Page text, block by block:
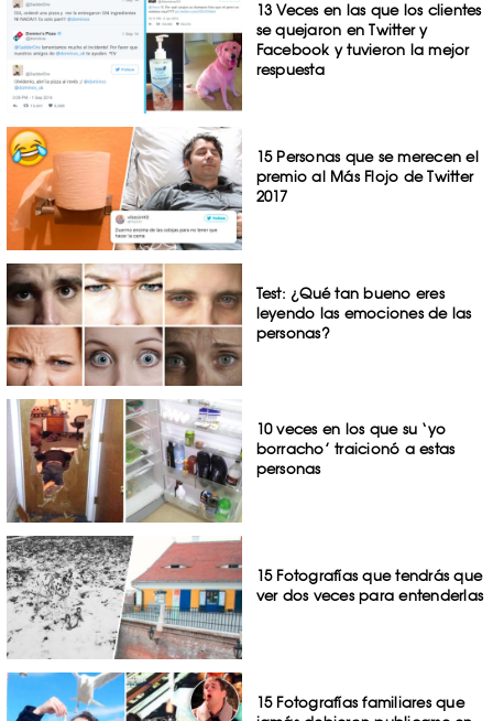
13 Veces en las que los clientes
se quejaron en Twitter y
Facebook y tuvieron la mejor
respuesta
15 Personas que se merecen el
premio al Más Flojo de Twitter
2017
Test: ¿Qué tan bueno eres
leyendo las emociones de las
personas?
10 veces en los que su ‘yo
borracho’ traicionó a estas
personas
15 Fotografías que tendrás que
ver dos veces para entenderlas
15 Fotografías familiares que